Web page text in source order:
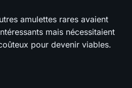
amulettes rares avaient
mais nécessitaient
pour devenir viables.